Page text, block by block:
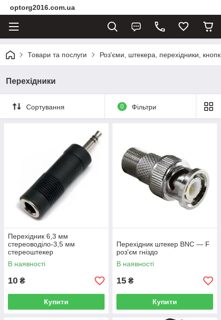
optorg2016.com.ua
Товари та послуги Роз'єми, штекера, перехідники,
Перехідники
Сортування 0 Фільтри
Перехідник 6,3 мм
стереоводіло-3,5 мм
стереоштекер
В наявності
10 ₴
Купити
Перехідник штекер BNC — F
роз'єм гніздо
В наявності
15 ₴
Купити